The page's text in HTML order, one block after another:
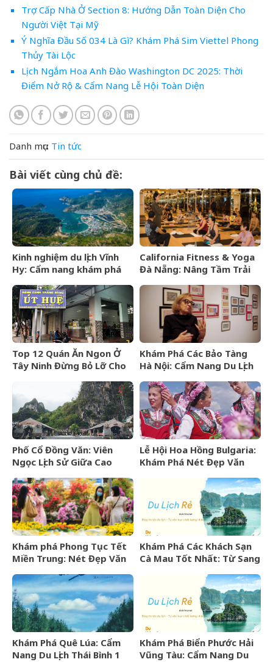
Trợ Cấp Nhà Ở Section 8: Hướng Dẫn Toàn Diện Cho
Người Việt Tại Mỹ
Ý Nghĩa Đầu Số 034 Là Gì? Khám Phá Sim Viettel Phong
Thủy Tài Lộc
Lịch Ngắm Hoa Anh Đào Washington DC 2025: Thời
Điểm Nở Rộ & Cẩm Nang Lễ Hội Toàn Diện
Danh mục: Tin tức
Bài viết cùng chủ đề:
Kinh nghiệm du lịch Vĩnh
Hy: Cẩm nang khám phá
Ninh Thuận
California Fitness & Yoga
Đà Nẵng: Nâng Tầm Trải
Top 12 Quán Ăn Ngon Ở
Tây Ninh Đừng Bỏ Lỡ Cho
Khám Phá Các Bảo Tàng
Hà Nội: Cẩm Nang Du Lịch
Phố Cổ Đồng Văn: Viên
Ngọc Lịch Sử Giữa Cao
Lễ Hội Hoa Hồng Bulgaria:
Khám Phá Nét Đẹp Văn
Khám phá Phong Tục Tết
Miền Trung: Nét Đẹp Văn
Khám Phá Các Khách Sạn
Cà Mau Tốt Nhất: Từ Sang
Khám Phá Quê Lúa: Cẩm
Nang Du Lịch Thái Bình 1
Khám Phá Biển Phước Hải
Vũng Tàu: Cẩm Nang Du